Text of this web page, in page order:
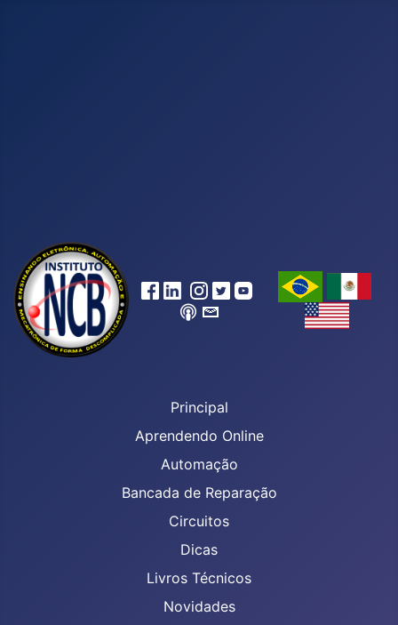
Principal
Aprendendo Online
Automação
Bancada de Reparação
Circuitos
Dicas
Livros Técnicos
Novidades